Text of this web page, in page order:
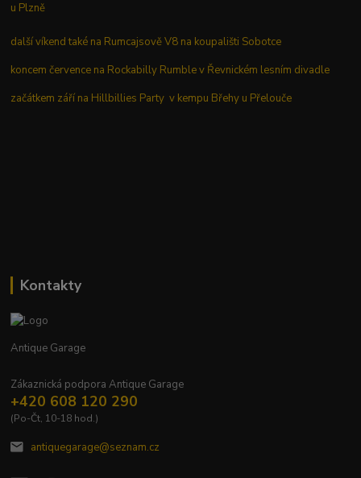
u Plzně
další víkend také na Rumcajsově V8 na koupališti Sobotce
koncem července na Rockabilly Rumble v Řevnickém lesním divadle
začátkem září na Hillbillies Party v kempu Břehy u Přelouče
Kontakty
Antique Garage
Zákaznická podpora Antique Garage
+420 608 120 290
(Po-Čt, 10-18 hod.)
antiquegarage@seznam.cz